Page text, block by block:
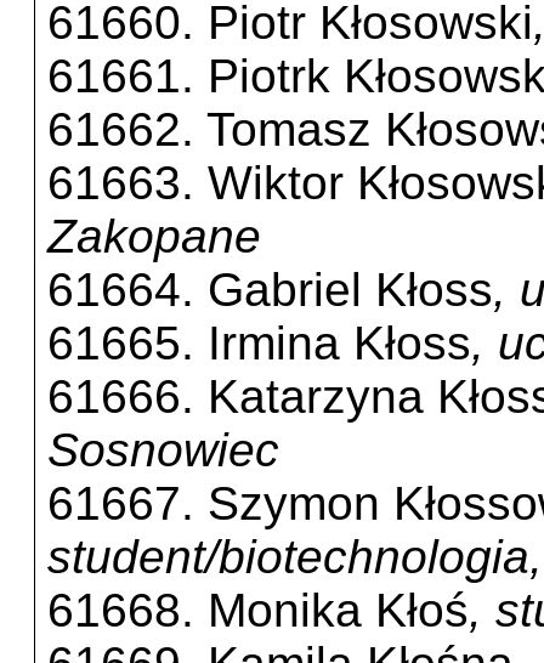
61660. Piotr Kłosowski
61661. Piotrk
61662. Tomasz
61663. Wiktor
Zakopane
61664. Gabriel Kłoss,
61665. Irmina Kłoss,
61666. Katarzyna
Sosnowiec
61667. Szymon
student/
61668. Monika Kłoś,